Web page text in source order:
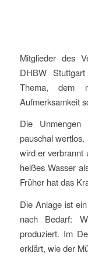
Mitglieder des
DHBW
Thema, dem
Aufmerksamkeit
Die
pauschal
wird er verbrannt
heißes Wasser
Früher hat das
Die Anlage ist
nach Bedarf:
produziert. Im
erklärt, wie der